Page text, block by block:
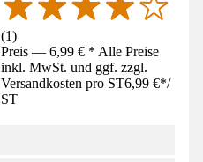
(1)
Preis — 6,99 € * Alle Preise
inkl. MwSt. und ggf. zzgl.
Versandkosten pro ST6,99 €*/
ST